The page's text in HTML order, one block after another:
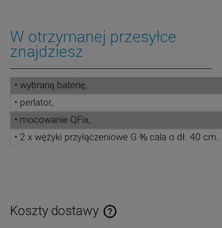
W otrzymanej przesyłce
znajdziesz
• wybraną baterię,
• perlator,
• mocowanie QFix,
• 2 x wężyki przyłączeniowe G ⅜ cala o dł. 40 cm.
Koszty dostawy
Cena nie zawiera ewentualnych kosztów płatności